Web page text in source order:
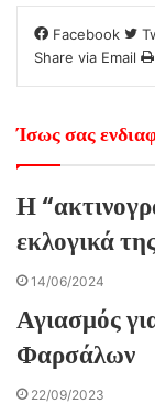
Facebook
Share via Email
Ίσως σας
Η
εκλογικά
14/06/2024
Αγιασμός
Φαρσάλων
22/09/2023